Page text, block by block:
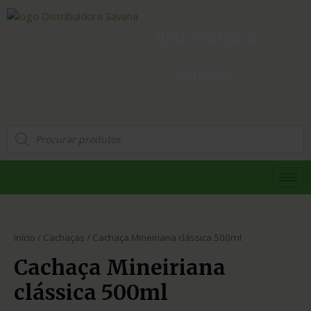
Início / Cachaças / Cachaça Mineiriana clássica 500ml
Cachaça Mineiriana
clássica 500ml